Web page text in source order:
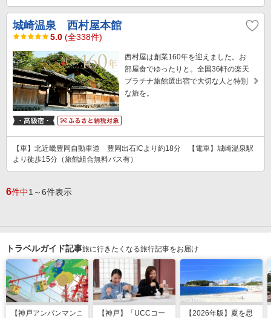
城崎温泉 西村屋本館
5.0 (全338件)
西村屋は創業160年を迎えました。お
部屋食でゆったりと。全国36軒の楽天
プラチナ旅館選出宿で大切な人と特別
な旅を。
【車】北近畿豊岡自動車道 豊岡出石ICより約18分 【電車】城崎温泉駅
より徒歩15分（旅館組合無料バス有）
6件中1～6件表示
トラベルガイド記事旅に行きたくなる旅行記事をお届け
【神戸アンパンマンこ
【神戸】「UCCコー
【2026年版】夏を思